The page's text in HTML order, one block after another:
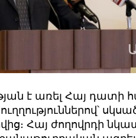
է առել Հայ դատի
ուղղություններով՝
Հայ ժողովրդի